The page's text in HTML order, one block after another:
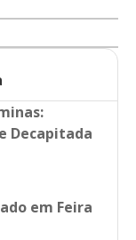
Decapitada
em Feira